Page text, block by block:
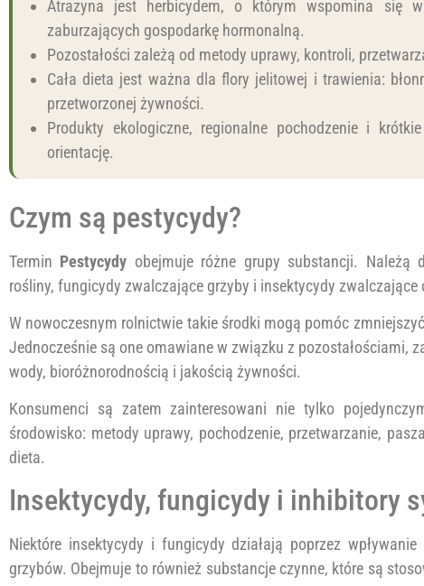
Atrazyna jest herbicydem, o którym wspomina się
zaburzających gospodarkę hormonalną.
Pozostałości zależą od metody uprawy, kontroli,
Cała dieta jest ważna dla flory jelitowej i trawienia:
przetworzonej żywności.
Produkty ekologiczne, regionalne pochodzenie i
orientację.
Czym są pestycydy?
Termin Pestycydy obejmuje różne grupy substancji. Należą
rośliny, fungicydy zwalczające grzyby i insektycydy zwalczające
W nowoczesnym rolnictwie takie środki mogą pomóc
Jednocześnie są one omawiane w związku z pozostałościami,
wody, bioróżnorodnością i jakością żywności.
Konsumenci są zatem zainteresowani nie tylko
środowisko: metody uprawy, pochodzenie, przetwarzanie,
dieta.
Insektycydy, fungicydy i inhibitory
Niektóre insektycydy i fungicydy działają poprzez
grzybów. Obejmuje to również substancje czynne, które są